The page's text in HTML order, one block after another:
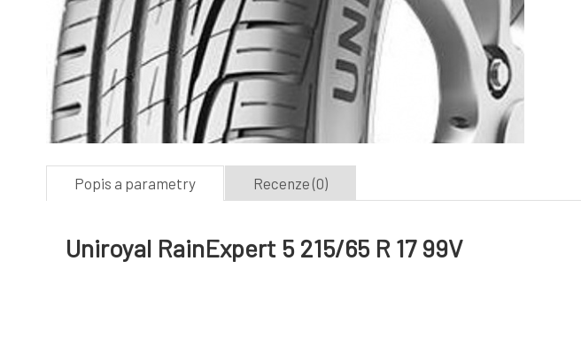
Popis a parametry Recenze (0)
Uniroyal RainExpert 5 215/65 R 17 99V